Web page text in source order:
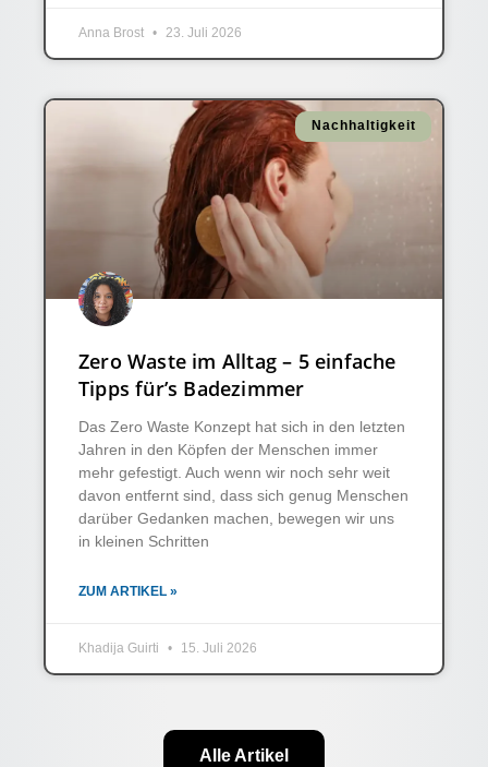
Anna Brost 23. Juli 2026
Nachhaltigkeit
Zero Waste im Alltag – 5 einfache
Tipps für’s Badezimmer
Das Zero Waste Konzept hat sich in den letzten
Jahren in den Köpfen der Menschen immer
mehr gefestigt. Auch wenn wir noch sehr weit
davon entfernt sind, dass sich genug Menschen
darüber Gedanken machen, bewegen wir uns
in kleinen Schritten
ZUM ARTIKEL »
Khadija Guirti 15. Juli 2026
Alle Artikel